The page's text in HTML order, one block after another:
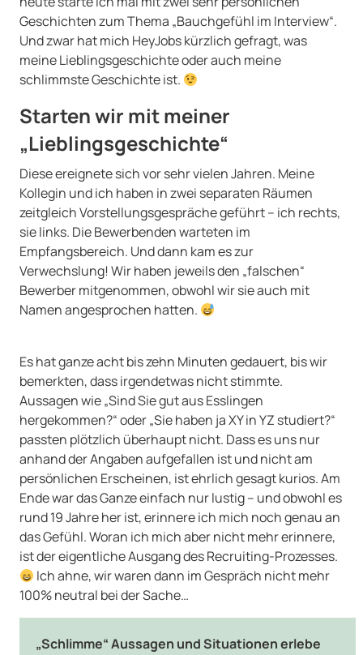
Geschichten zum Thema „Bauchgefühl im Interview“.
Und zwar hat mich HeyJobs kürzlich gefragt, was
meine Lieblingsgeschichte oder auch meine
schlimmste Geschichte ist.
Starten wir mit meiner
„Lieblingsgeschichte“
Diese ereignete sich vor sehr vielen Jahren. Meine
Kollegin und ich haben in zwei separaten Räumen
zeitgleich Vorstellungsgespräche geführt – ich rechts,
sie links. Die Bewerbenden warteten im
Empfangsbereich. Und dann kam es zur
Verwechslung! Wir haben jeweils den „falschen“
Bewerber mitgenommen, obwohl wir sie auch mit
Namen angesprochen hatten.
Es hat ganze acht bis zehn Minuten gedauert, bis wir
bemerkten, dass irgendetwas nicht stimmte.
Aussagen wie „Sind Sie gut aus Esslingen
hergekommen?“ oder „Sie haben ja XY in YZ studiert?“
passten plötzlich überhaupt nicht. Dass es uns nur
anhand der Angaben aufgefallen ist und nicht am
persönlichen Erscheinen, ist ehrlich gesagt kurios. Am
Ende war das Ganze einfach nur lustig – und obwohl es
rund 19 Jahre her ist, erinnere ich mich noch genau an
das Gefühl. Woran ich mich aber nicht mehr erinnere,
ist der eigentliche Ausgang des Recruiting-Prozesses.
Ich ahne, wir waren dann im Gespräch nicht mehr
100% neutral bei der Sache…
„Schlimme“ Aussagen und Situationen erlebe